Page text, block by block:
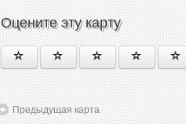
Оцените эту карту
Предыдущая карта